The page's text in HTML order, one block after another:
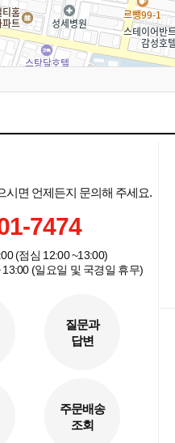
시면 언제든지 문의해 주세요.
7474
(점심 12:00 ~13:00)
13:00 (일요일 및 국경일 휴무)
질문과
답변
주문배송
조회